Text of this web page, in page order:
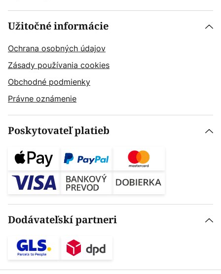
Užitočné informácie
Ochrana osobných údajov
Zásady používania cookies
Obchodné podmienky
Právne oznámenie
Poskytovateľ platieb
Dodávateľskí partneri